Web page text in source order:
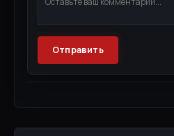
Отправить